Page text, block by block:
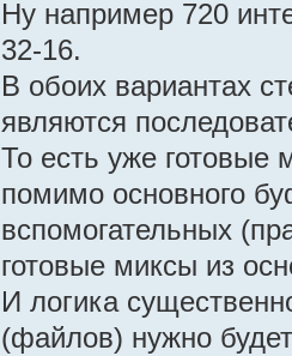
Ну например 720
32-16.
В обоих вариантах
являются
То есть уже готовые
помимо основного
вспомогательных
готовые миксы из
И логика
(файлов) нужно